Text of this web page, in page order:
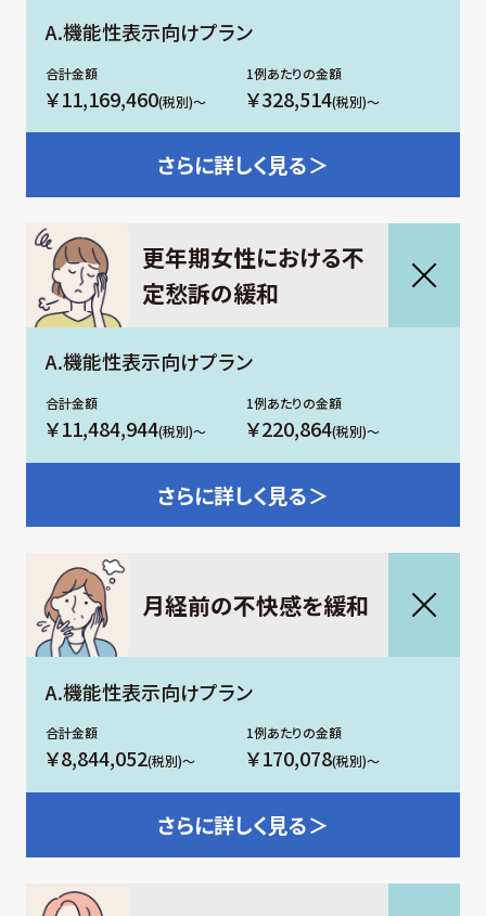
A.機能性表示向けプラン
￥11,169,460(税別)～ ￥328,514(税別)～
さらに詳しく見る＞
更年期女性における不
定愁訴の緩和
A.機能性表示向けプラン
￥11,484,944(税別)～ ￥220,864(税別)～
さらに詳しく見る＞
月経前の不快感を緩和
A.機能性表示向けプラン
￥8,844,052(税別)～ ￥170,078(税別)～
さらに詳しく見る＞